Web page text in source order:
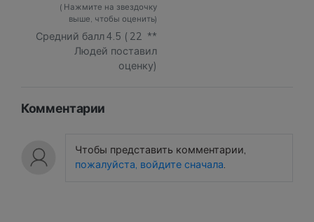
( Нажмите на звездочку
выше, чтобы оценить)
Средний балл4.5 ( 22 **
Людей поставил
оценку)
Комментарии
Чтобы представить комментарии,
пожалуйста, войдите сначала.